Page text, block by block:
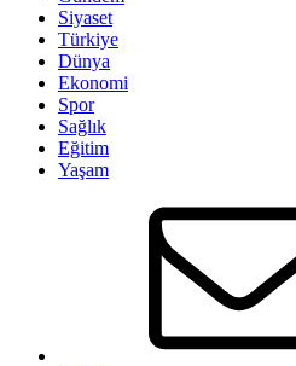
Siyaset
Türkiye
Dünya
Ekonomi
Spor
Sağlık
Eğitim
Yaşam